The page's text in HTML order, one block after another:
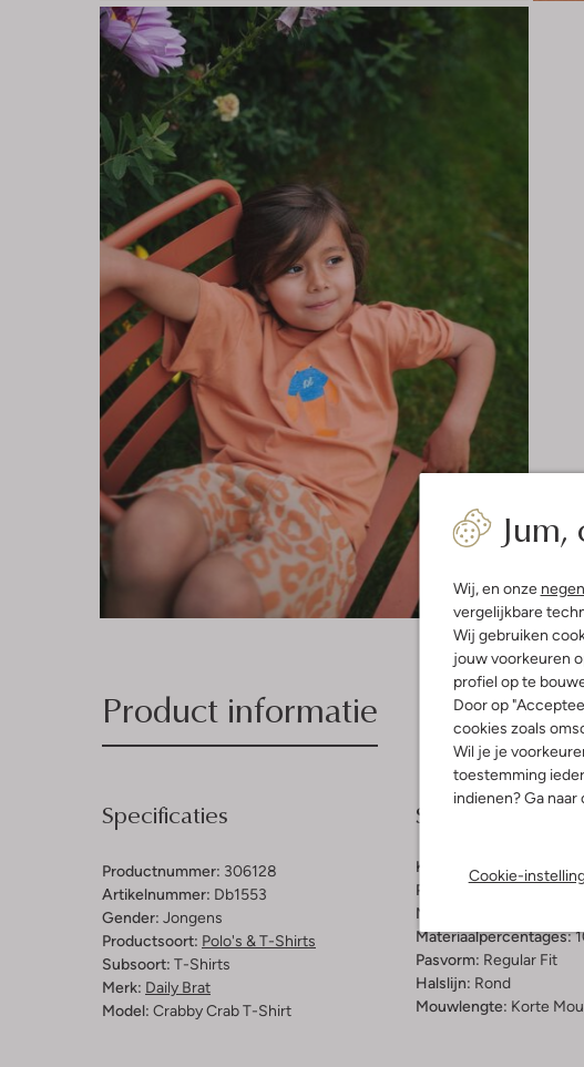
Jum,
Wij, en onze
vergelijkbare
Wij gebruiken
jouw voorkeuren
profiel op te
Door op
cookies zoals
Wil je je
toestemming
indienen? Ga naar
Cookie-
Product informatie
Specificaties
Productnummer: 306128
Artikelnummer: Db1553
Gender: Jongens
Productsoort: Polo's & T-Shirts
Subsoort: T-Shirts
Merk: Daily Brat
Model: Crabby Crab T-Shirt
Samenstelling
Kleur:
Oranje
Patroon:
Materiaal:
Materiaalpercentages:
Pasvorm: Regular Fit
Halslijn: Rond
Mouwlengte: Korte